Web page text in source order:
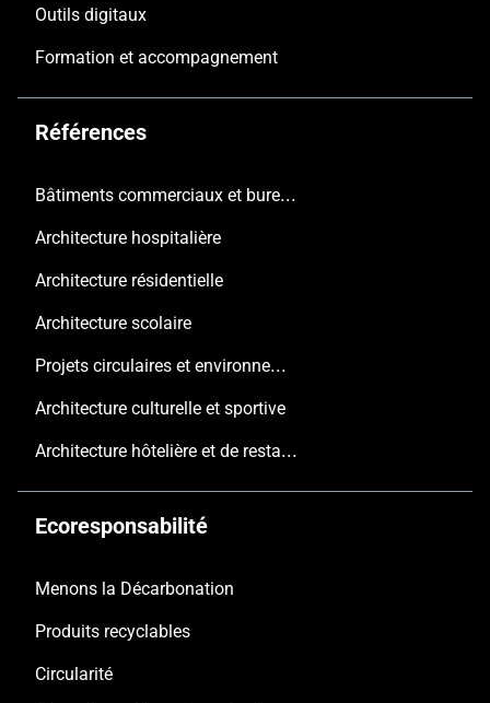
Outils digitaux
Formation et accompagnement
Références
Bâtiments commerciaux et bureaux
Architecture hospitalière
Architecture résidentielle
Architecture scolaire
Projets circulaires et environnementaux
Architecture culturelle et sportive
Architecture hôtelière et de restauration
Ecoresponsabilité
Menons la Décarbonation
Produits recyclables
Circularité